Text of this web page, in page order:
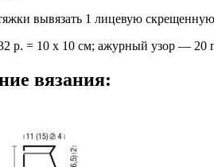
вывязать 1 лицевую
р. = 10 х 10 см; ажурный узор — 20
вязания: